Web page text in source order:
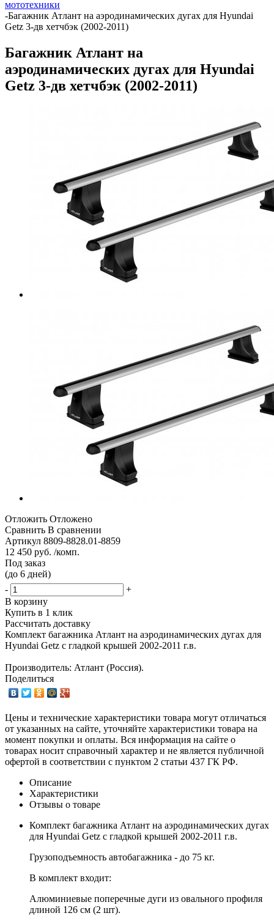
мототехники
-Багажник Атлант на аэродинамических дугах для Hyundai
Getz 3-дв хетчбэк (2002-2011)
Багажник Атлант на
аэродинамических дугах для Hyundai
Getz 3-дв хетчбэк (2002-2011)
Отложить Отложено
Сравнить В сравнении
Артикул 8809-8828.01-8859
12 450 руб. /комп.
Под заказ
(до 6 дней)
-
+
В корзину
Купить в 1 клик
Рассчитать доставку
Комплект багажника Атлант на аэродинамических дугах для
Hyundai Getz с гладкой крышей 2002-2011 г.в.
Производитель: Атлант (Россия).
Поделиться
Цены и технические характеристики товара могут отличаться
от указанных на сайте, уточняйте характеристики товара на
момент покупки и оплаты. Вся информация на сайте о
товарах носит справочный характер и не является публичной
офертой в соответствии с пунктом 2 статьи 437 ГК РФ.
Описание
Характеристики
Отзывы о товаре
Комплект багажника Атлант на аэродинамических дугах
для Hyundai Getz с гладкой крышей 2002-2011 г.в.
Грузоподъемность автобагажника - до 75 кг.
В комплект входит:
Алюминиевые поперечные дуги из овального профиля
длиной 126 см (2 шт).